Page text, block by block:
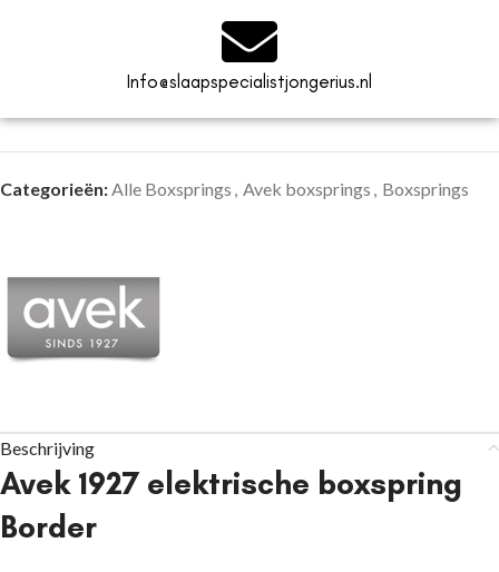
Info@slaapspecialistjongerius.nl
Categorieën: Alle Boxsprings Avek boxsprings Boxsprings
Beschrijving
Avek 1927 elektrische boxspring
Border